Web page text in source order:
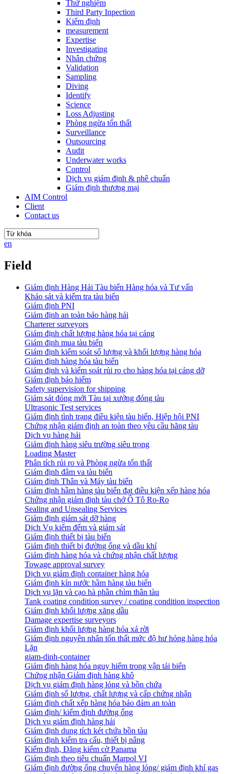
Thử nghiệm
Third Party Inpection
Kiểm định
measurement
Expertise
Investigating
Nhân chứng
Validation
Sampling
Diving
Identify
Science
Loss Adjusting
Phòng ngừa tổn thất
Surveillance
Outsourcing
Audit
Underwater works
Control
Dịch vụ giám định & phê chuẩn
Giám định thương mại
AIM Control
Client
Contact us
en
Field
Giám định Hàng Hải Tàu biển Hàng hóa và Tư vấn
Khảo sát và kiểm tra tàu biển
Giám định PNI
Giám định an toàn bảo hàng hải
Charterer surveyors
Giám định chất lượng hàng hóa tại cảng
​Giám định mua tàu biển
Giám định kiểm soát số lượng và khối lượng hàng hóa
Giám định hàng hóa tàu biển
Giám định và kiểm soát rủi ro cho hàng hóa tại cảng dỡ
Giám định bảo hiểm
Safety supervision for shipping
Giám sát đóng mới Tàu tại xưởng đóng tàu
Ultrasonic Test services
Giám định tình trạng điều kiện tàu biển, Hiệp hội PNI
Chứng nhận giám định an toàn theo yêu cầu hãng tàu
Dịch vụ hàng hải
Giám định hàng siêu trường siêu trọng
Loading Master
Phân tích rủi ro và Phòng ngừa tổn thất
​Giám định đâm va tàu biển
Giám định Thân và Máy tàu biển
​Giám định hầm hàng tàu biển đạt điều kiện xếp hàng hóa
Chứng nhận giám định tàu chở Ô Tô Ro-Ro
Sealing and Unsealing Services
Giám định giám sát dỡ hàng
Dịch Vụ kiểm đếm và giám sát
Giám định thiết bị tàu biển
Giám định thiết bị đường ống và dầu khí
Giám định hàng hóa và chứng nhận chất lượng
Towage approval survey
Dịch vụ giám định container hàng hóa
Giám định kín nước hầm hàng tàu biển
Dịch vụ lặn và cạo hà phần chìm thân tàu
Tank coating condition survey / coating condition inspection
Giám định khối lượng xăng dầu
Damage expertise surveyors
Giám định khối lượng hàng hóa xá rời
Giám định nguyên nhân tổn thất mức độ hư hỏng hàng hóa
Lặn
giam-dinh-container
Giám định hàng hóa nguy hiểm trong vận tải biển
Chứng nhận Giám định hàng khô
Dịch vụ giám định hàng lỏng và bồn chứa
Giám định số lượng, chất lượng và cấp chứng nhận
Giám định chất xếp hàng hóa bảo đảm an toàn
Giám định/ kiểm định đường ống
Dịch vụ giám định hàng hải
Giám định dung tích két chứa bồn tàu
Giám định kiểm tra cẩu, thiết bị nâng
Kiểm định, Đăng kiểm cờ Panama
Giám định theo tiêu chuẩn Marpol VI
Giám định đường ống chuyển hàng lỏng/ giám định khí gas